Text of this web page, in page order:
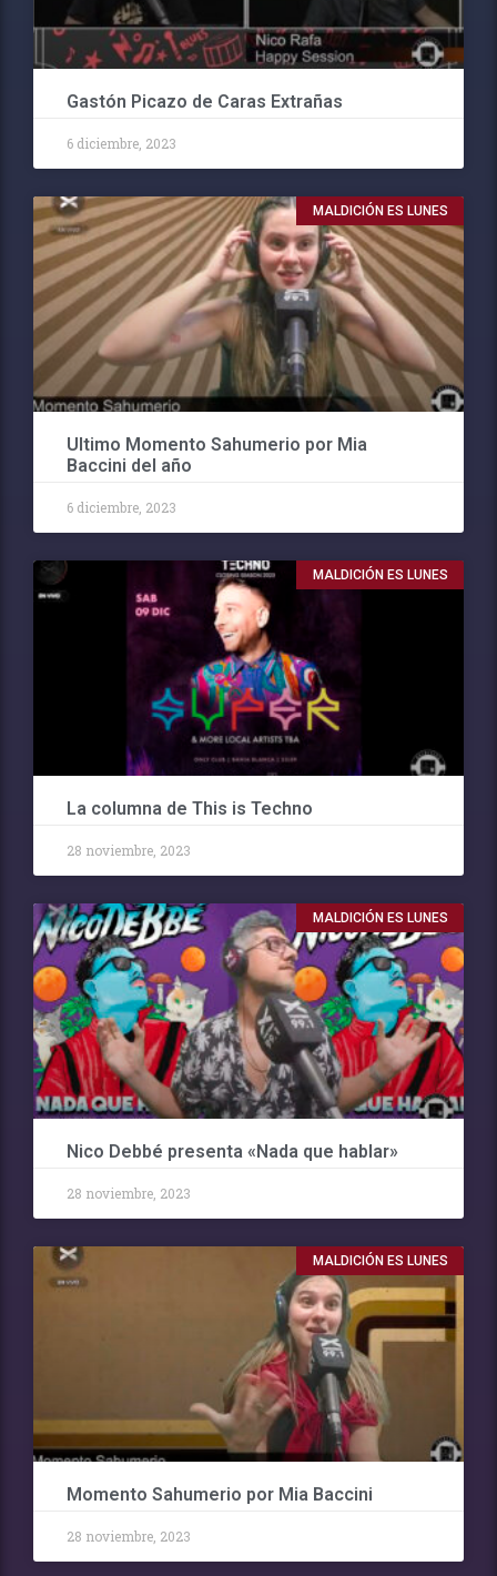
Gastón Picazo de Caras Extrañas
6 diciembre, 2023
MALDICIÓN ES LUNES
Ultimo Momento Sahumerio por Mia
Baccini del año
6 diciembre, 2023
MALDICIÓN ES LUNES
La columna de This is Techno
28 noviembre, 2023
MALDICIÓN ES LUNES
Nico Debbé presenta «Nada que hablar»
28 noviembre, 2023
MALDICIÓN ES LUNES
Momento Sahumerio por Mia Baccini
28 noviembre, 2023